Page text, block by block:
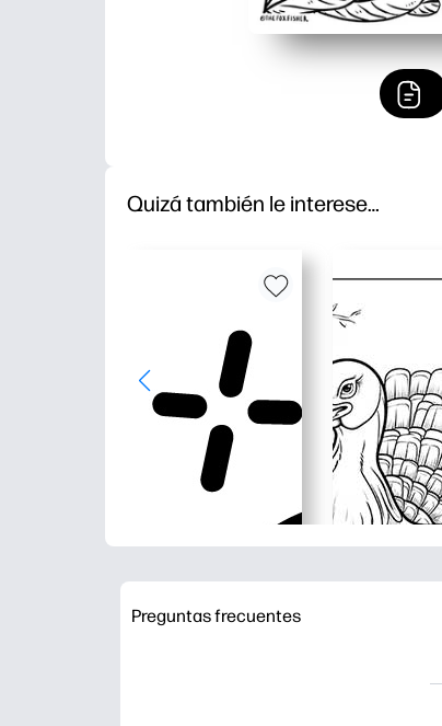
Quizá también le interese…
Preguntas frecuentes